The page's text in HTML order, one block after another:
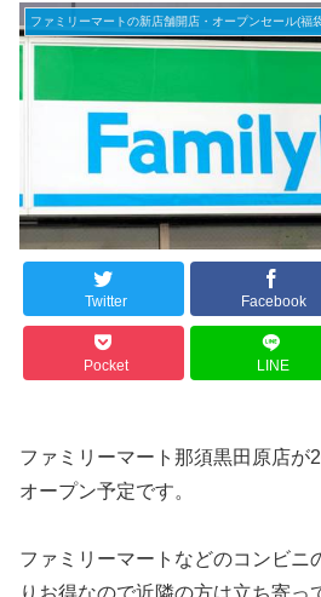
Twitter Facebook
Pocket LINE
ファミリーマート那須黒田原店が
オープン予定です。
ファミリーマートなどのコンビニ